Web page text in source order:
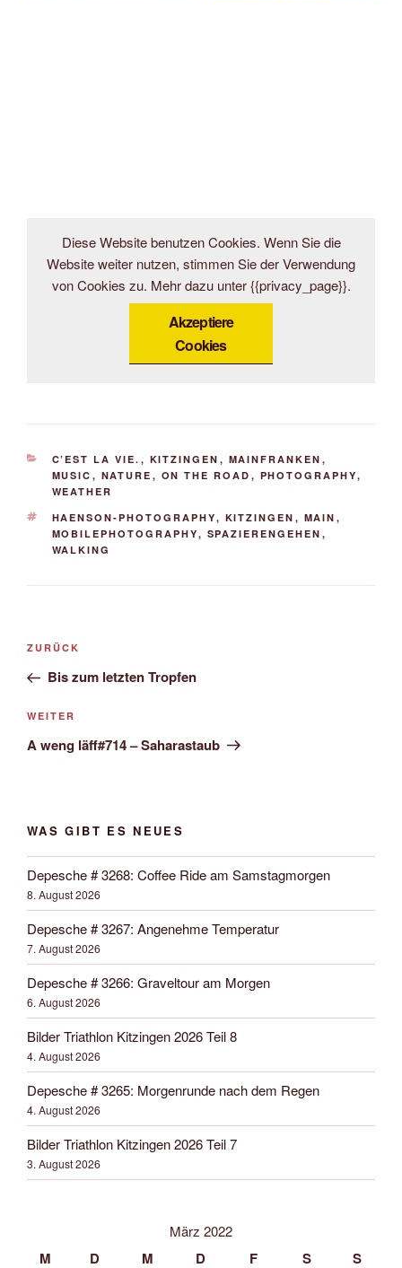
Diese Website benutzen Cookies. Wenn Sie die
Website weiter nutzen, stimmen Sie der Verwendung
von Cookies zu. Mehr dazu unter {{privacy_page}}.
Akzeptiere
Cookies
KATEGORIEN
C’EST LA VIE. , KITZINGEN , MAINFRANKEN ,
MUSIC , NATURE , ON THE ROAD , PHOTOGRAPHY,
WEATHER
SCHLAGWÖRTER
HAENSON-PHOTOGRAPHY, KITZINGEN , MAIN ,
MOBILEPHOTOGRAPHY, SPAZIERENGEHEN ,
WALKING
Beitrags-
Vorheriger
Beitrag
ZURÜCK
Bis zum letzten Tropfen
Nächster
Beitrag
WEITER
A weng läff#714 – Saharastaub
WAS GIBT ES NEUES
Depesche # 3268: Coffee Ride am Samstagmorgen
8. August 2026
Depesche # 3267: Angenehme Temperatur
7. August 2026
Depesche # 3266: Graveltour am Morgen
6. August 2026
Bilder Triathlon Kitzingen 2026 Teil 8
4. August 2026
Depesche # 3265: Morgenrunde nach dem Regen
4. August 2026
Bilder Triathlon Kitzingen 2026 Teil 7
3. August 2026
März 2022
M D M D F S S